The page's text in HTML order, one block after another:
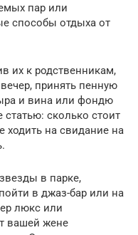
пар или
способы отдыха от
их к родственникам,
принять пенную
и вина или фондю
сколько стоит
ходить на свидание на
в парке,
в джаз-бар или на
люкс или
вашей жене